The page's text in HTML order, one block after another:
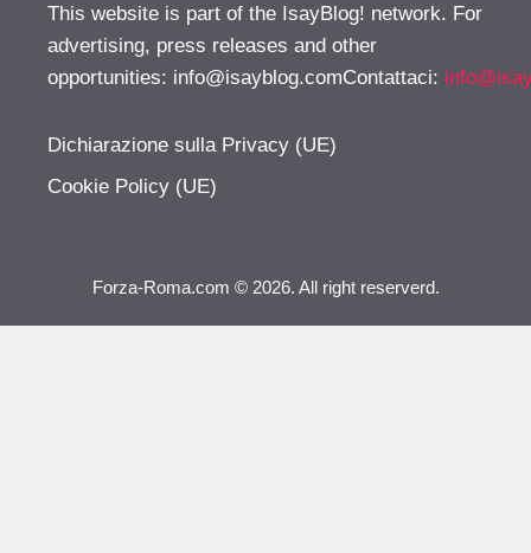
This website is part of the IsayBlog! network. For
advertising, press releases and other
opportunities: info@isayblog.comContattaci:
Dichiarazione sulla Privacy (UE)
Cookie Policy (UE)
Forza-Roma.com © 2026. All right reserverd.